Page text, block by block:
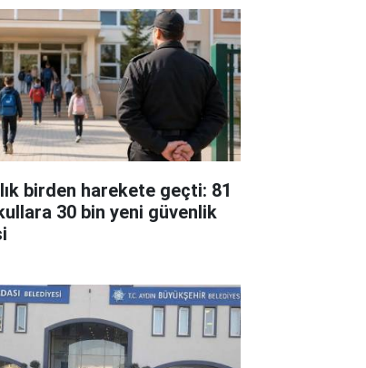
birden harekete geçti: 81
30 bin yeni güvenlik